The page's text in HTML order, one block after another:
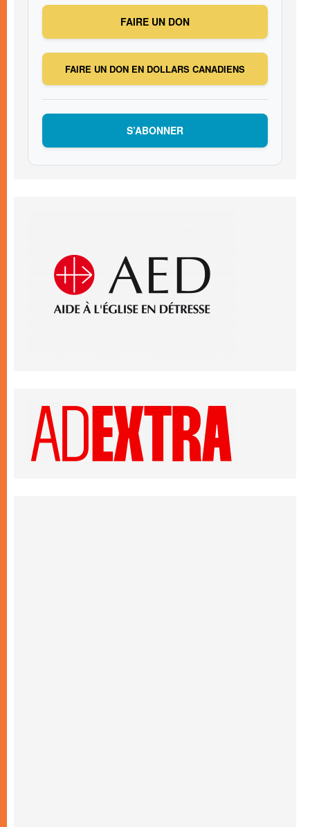
FAIRE UN DON
FAIRE UN DON EN DOLLARS CANADIENS
S’ABONNER